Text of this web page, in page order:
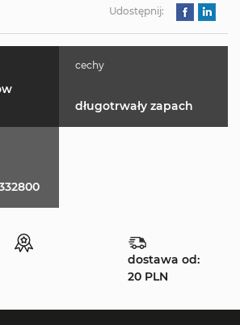
Udostępnij:
cechy
długotrwały zapach
dostawa od:
20 PLN